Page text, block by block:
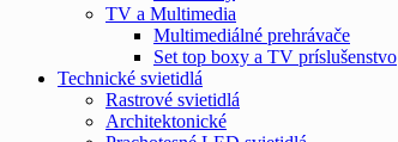
TV a Multimedia
Multimediálné prehrávače
Set top boxy a TV príslušenstvo
Technické svietidlá
Rastrové svietidlá
Architektonické